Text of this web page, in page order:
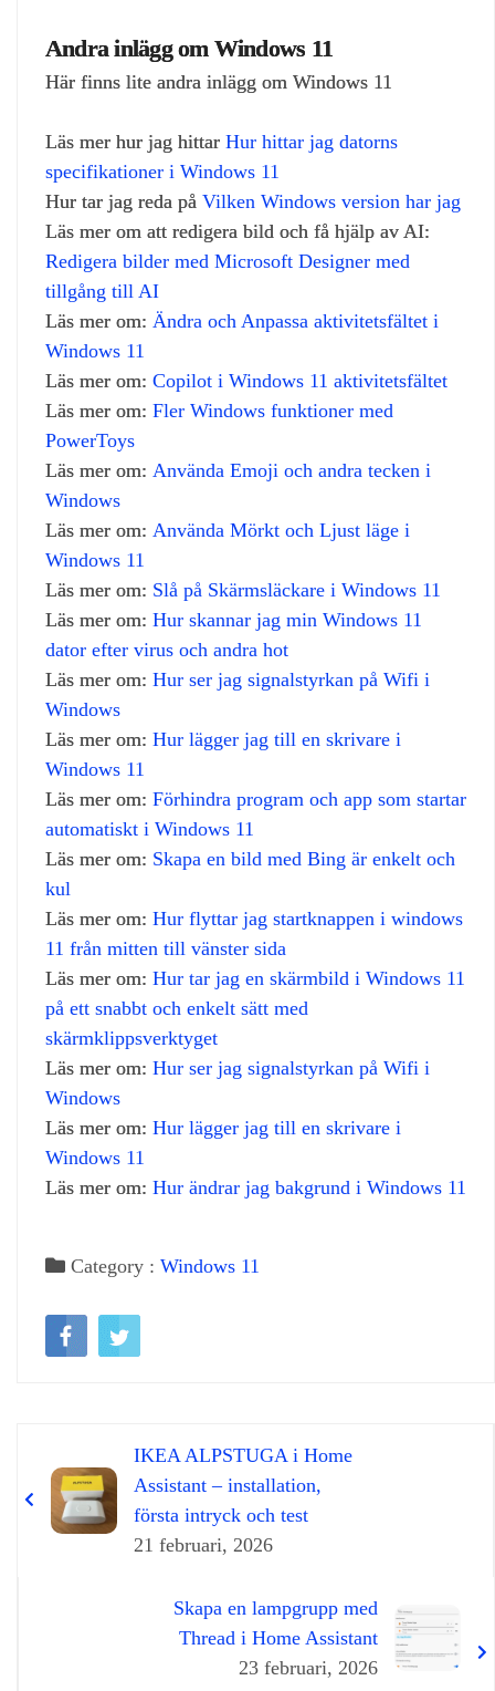
Andra inlägg om Windows 11
Här finns lite andra inlägg om Windows 11
Läs mer hur jag hittar Hur hittar jag datorns
specifikationer i Windows 11
Hur tar jag reda på Vilken Windows version har jag
Läs mer om att redigera bild och få hjälp av AI:
Redigera bilder med Microsoft Designer med
tillgång till AI
Läs mer om: Ändra och Anpassa aktivitetsfältet i
Windows 11
Läs mer om: Copilot i Windows 11 aktivitetsfältet
Läs mer om: Fler Windows funktioner med
PowerToys
Läs mer om: Använda Emoji och andra tecken i
Windows
Läs mer om: Använda Mörkt och Ljust läge i
Windows 11
Läs mer om: Slå på Skärmsläckare i Windows 11
Läs mer om: Hur skannar jag min Windows 11
dator efter virus och andra hot
Läs mer om: Hur ser jag signalstyrkan på Wifi i
Windows
Läs mer om: Hur lägger jag till en skrivare i
Windows 11
Läs mer om: Förhindra program och app som startar
automatiskt i Windows 11
Läs mer om: Skapa en bild med Bing är enkelt och
kul
Läs mer om: Hur flyttar jag startknappen i windows
11 från mitten till vänster sida
Läs mer om: Hur tar jag en skärmbild i Windows 11
på ett snabbt och enkelt sätt med
skärmklippsverktyget
Läs mer om: Hur ser jag signalstyrkan på Wifi i
Windows
Läs mer om: Hur lägger jag till en skrivare i
Windows 11
Läs mer om: Hur ändrar jag bakgrund i Windows 11
Category : Windows 11
IKEA ALPSTUGA i Home
Assistant – installation,
första intryck och test
21 februari, 2026
Skapa en lampgrupp med
Thread i Home Assistant
23 februari, 2026